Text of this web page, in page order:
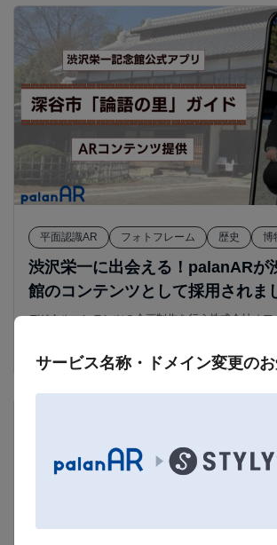
サービス名称・ドメイン変更の
平面認識AR フォトフレーム 歴史 博
渋沢栄一に出会える！palanARが
館のコンテンツとして採用されま
デジタルコンテンツの企画制作を行う株式会社オ
する、渋沢栄一ゆかりの「論語の里」エリアのまち
『深谷市「論語の里」ガイド』にpalanARを採用い